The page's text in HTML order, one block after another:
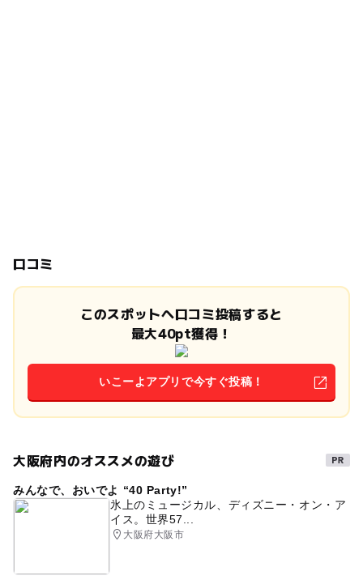
口コミ
このスポットへ口コミ投稿すると
最大40pt獲得！
いこーよアプリで今すぐ投稿！
大阪府内のオススメの遊び
みんなで、おいでよ “40 Party!”
氷上のミュージカル、ディズニー・オン・ア
イス。世界57...
大阪府大阪市